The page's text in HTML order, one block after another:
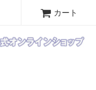
カート